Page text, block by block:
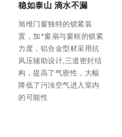
稳如泰山 滴水不漏
旭维门窗独特的锁紧装
置，加*窗扇与窗框的锁紧
力度，铝合金型材采用抗
风压辅助设计,三道密封结
构，提高了气密性，大幅
降低了污浊空气进入室内
的可能性